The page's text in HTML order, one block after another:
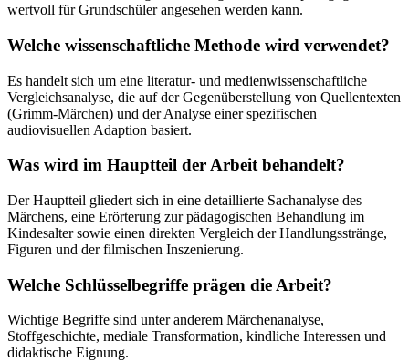
wertvoll für Grundschüler angesehen werden kann.
Welche wissenschaftliche Methode wird verwendet?
Es handelt sich um eine literatur- und medienwissenschaftliche
Vergleichsanalyse, die auf der Gegenüberstellung von Quellentexten
(Grimm-Märchen) und der Analyse einer spezifischen
audiovisuellen Adaption basiert.
Was wird im Hauptteil der Arbeit behandelt?
Der Hauptteil gliedert sich in eine detaillierte Sachanalyse des
Märchens, eine Erörterung zur pädagogischen Behandlung im
Kindesalter sowie einen direkten Vergleich der Handlungsstränge,
Figuren und der filmischen Inszenierung.
Welche Schlüsselbegriffe prägen die Arbeit?
Wichtige Begriffe sind unter anderem Märchenanalyse,
Stoffgeschichte, mediale Transformation, kindliche Interessen und
didaktische Eignung.